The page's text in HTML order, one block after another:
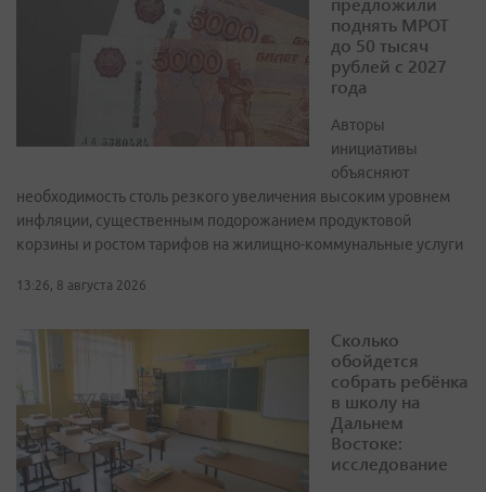
поднять МРОТ
до 50 тысяч
рублей с 2027
года
Авторы
инициативы
объясняют
необходимость столь резкого увеличения высоким уровнем
инфляции, существенным подорожанием продуктовой
корзины и ростом тарифов на жилищно-коммунальные услуги
13:26, 8 августа 2026
Сколько
обойдется
собрать ребёнка
в школу на
Дальнем
Востоке:
исследование